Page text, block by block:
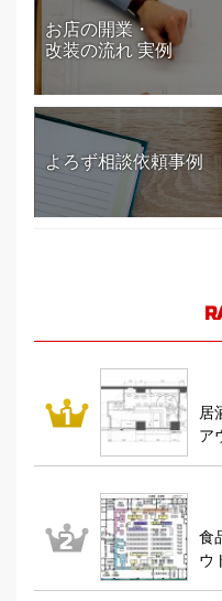
お店の開業・
改装の流れ 実例
よろず相談依頼事例
居
ア
食
ウ